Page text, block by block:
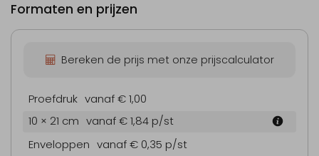
Formaten en prijzen
Bereken de prijs met onze prijscalculator
Proefdruk vanaf € 1,00
10 × 21 cm vanaf € 1,84 p/st
Enveloppen vanaf € 0,35 p/st